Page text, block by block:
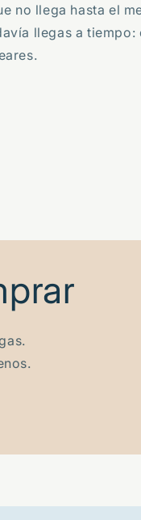
no llega hasta el
llegas a tiempo: